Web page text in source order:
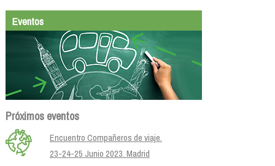
Eventos
Próximos eventos
Encuentro Compañeros de viaje.
23-24-25 Junio 2023. Madrid